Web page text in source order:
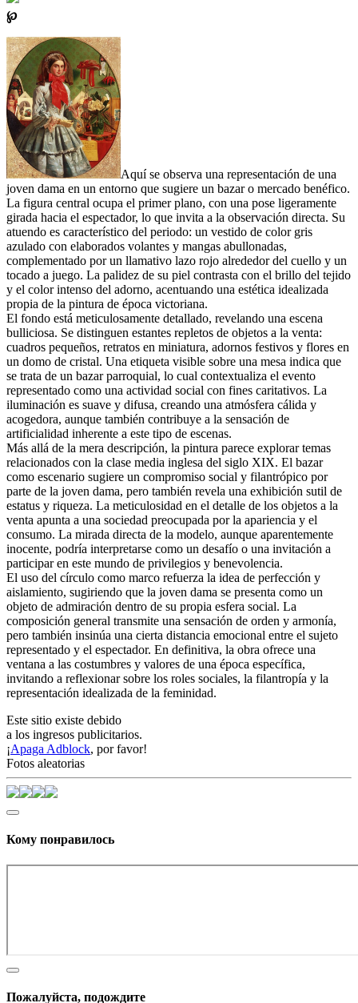
℘
Aquí se observa una representación de una
joven dama en un entorno que sugiere un bazar o mercado benéfico.
La figura central ocupa el primer plano, con una pose ligeramente
girada hacia el espectador, lo que invita a la observación directa. Su
atuendo es característico del periodo: un vestido de color gris
azulado con elaborados volantes y mangas abullonadas,
complementado por un llamativo lazo rojo alrededor del cuello y un
tocado a juego. La palidez de su piel contrasta con el brillo del tejido
y el color intenso del adorno, acentuando una estética idealizada
propia de la pintura de época victoriana.
El fondo está meticulosamente detallado, revelando una escena
bulliciosa. Se distinguen estantes repletos de objetos a la venta:
cuadros pequeños, retratos en miniatura, adornos festivos y flores en
un domo de cristal. Una etiqueta visible sobre una mesa indica que
se trata de un bazar parroquial, lo cual contextualiza el evento
representado como una actividad social con fines caritativos. La
iluminación es suave y difusa, creando una atmósfera cálida y
acogedora, aunque también contribuye a la sensación de
artificialidad inherente a este tipo de escenas.
Más allá de la mera descripción, la pintura parece explorar temas
relacionados con la clase media inglesa del siglo XIX. El bazar
como escenario sugiere un compromiso social y filantrópico por
parte de la joven dama, pero también revela una exhibición sutil de
estatus y riqueza. La meticulosidad en el detalle de los objetos a la
venta apunta a una sociedad preocupada por la apariencia y el
consumo. La mirada directa de la modelo, aunque aparentemente
inocente, podría interpretarse como un desafío o una invitación a
participar en este mundo de privilegios y benevolencia.
El uso del círculo como marco refuerza la idea de perfección y
aislamiento, sugiriendo que la joven dama se presenta como un
objeto de admiración dentro de su propia esfera social. La
composición general transmite una sensación de orden y armonía,
pero también insinúa una cierta distancia emocional entre el sujeto
representado y el espectador. En definitiva, la obra ofrece una
ventana a las costumbres y valores de una época específica,
invitando a reflexionar sobre los roles sociales, la filantropía y la
representación idealizada de la feminidad.
Este sitio existe debido
a los ingresos publicitarios.
¡Apaga Adblock, por favor!
Fotos aleatorias
Кому понравилось
Пожалуйста, подождите